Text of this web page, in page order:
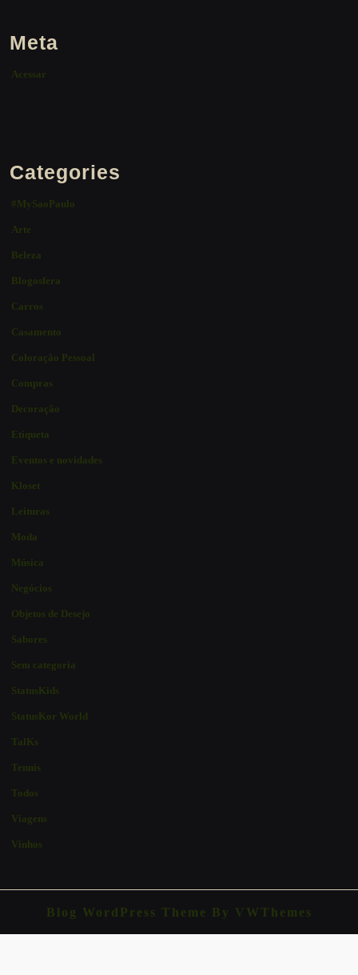
Meta
Acessar
Categories
#MySaoPaulo
Arte
Beleza
Blogosfera
Carros
Casamento
Coloração Pessoal
Compras
Decoração
Etiqueta
Eventos e novidades
Kloset
Leituras
Moda
Música
Negócios
Objetos de Desejo
Sabores
Sem categoria
StatusKids
StatusKor World
TalKs
Tennis
Todos
Viagens
Vinhos
Blog WordPress Theme By VWThemes